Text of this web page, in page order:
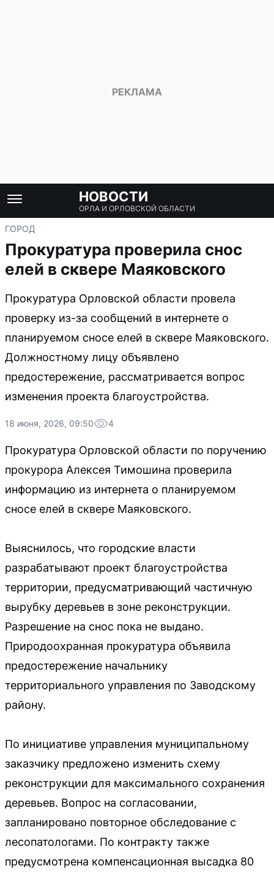
НОВОСТИ
ОРЛА И ОРЛОВСКОЙ ОБЛАСТИ
ГОРОД
Прокуратура проверила снос
елей в сквере Маяковского
Прокуратура Орловской области провела
проверку из-за сообщений в интернете о
планируемом сносе елей в сквере Маяковского.
Должностному лицу объявлено
предостережение, рассматривается вопрос
изменения проекта благоустройства.
18 июня, 2026, 09:50 4
Прокуратура Орловской области по поручению
прокурора Алексея Тимошина проверила
информацию из интернета о планируемом
сносе елей в сквере Маяковского.
Выяснилось, что городские власти
разрабатывают проект благоустройства
территории, предусматривающий частичную
вырубку деревьев в зоне реконструкции.
Разрешение на снос пока не выдано.
Природоохранная прокуратура объявила
предостережение начальнику
территориального управления по Заводскому
району.
По инициативе управления муниципальному
заказчику предложено изменить схему
реконструкции для максимального сохранения
деревьев. Вопрос на согласовании,
запланировано повторное обследование с
лесопатологами. По контракту также
предусмотрена компенсационная высадка 80